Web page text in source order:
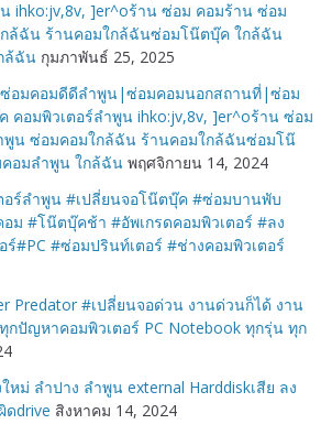
ihko:jv,8v, ]er^oร้าน ซ่อม คอมร้าน ซ่อม
ล้ฉัน ร้านคอมใกล้ฉันซ่อมโน๊ตบุ๊ค ใกล้ฉัน
ล้ฉัน กุมภาพันธ์ 25, 2025
ซ่อมคอมดีดีลำพูน|ซ่อมคอมนอกสถานที่|ซ่อม
คอมพิวเตอร์ลำพูน ihko:jv,8v, ]er^oร้าน ซ่อม
พูน ซ่อมคอมใกล้ฉัน ร้านคอมใกล้ฉันซ่อมโน๊
อมลำพูน ใกล้ฉัน พฤศจิกายน 14, 2024
อร์ลำพูน #เปลี่ยนจอโน๊ตบุ๊ค #ซ่อมบานพับ
ม #โน๊ตบุ๊คช้า #อัพเกรดคอมพิวเตอร์ #ลง
ร์#PC #ซ่อมปรินท์เตอร์ #ช่างคอมพิวเตอร์
Predator #เปลี่ยนจอด่วน งานด่วนก็ได้ งาน
ปัญหาคอมพิวเตอร์ PC Notebook ทุกรุ่น ทุก
หม่ ลำปาง ลำพูน external Harddiskเสีย ลง
ดdrive สิงหาคม 14, 2024